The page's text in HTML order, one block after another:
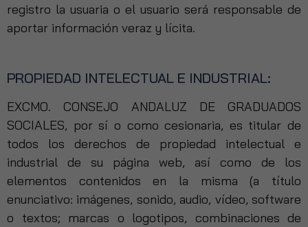
registro la usuaria o el usuario será responsable de
aportar información veraz y lícita.
PROPIEDAD INTELECTUAL E INDUSTRIAL:
EXCMO. CONSEJO ANDALUZ DE GRADUADOS
SOCIALES, por sí o como cesionaria, es titular de
todos los derechos de propiedad intelectual e
industrial de su página web, así como de los
elementos contenidos en la misma (a título
enunciativo: imágenes, sonido, audio, vídeo, software
o textos; marcas o logotipos, combinaciones de